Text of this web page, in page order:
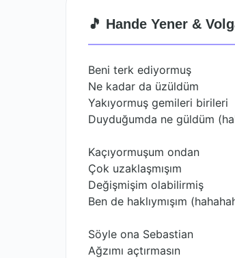
🎵 Hande Yener &
Beni terk ediyormuş
Ne kadar da üzüldüm
Yakıyormuş gemileri birileri
Duyduğumda ne güldüm
Kaçıyormuşum ondan
Çok uzaklaşmışım
Değişmişim olabilirmiş
Ben de haklıymışım
Söyle ona Sebastian
Ağzımı açtırmasın